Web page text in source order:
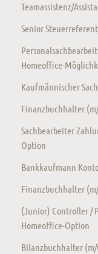
Teamassistenz/
Senior
Homeoffice-
Kaufmännischer
Finanzbuchhalter
Sachbearbeiter
Option
Bankkaufmann
Finanzbuchhalter
(Junior) Controller /
Homeoffice-Option
Bilanzbuchhalter